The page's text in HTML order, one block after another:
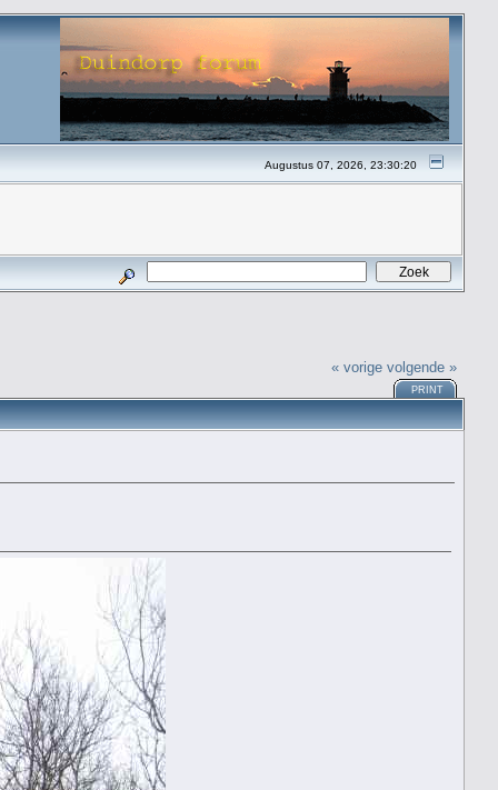
Augustus 07, 2026, 23:30:20
« vorige volgende »
PRINT